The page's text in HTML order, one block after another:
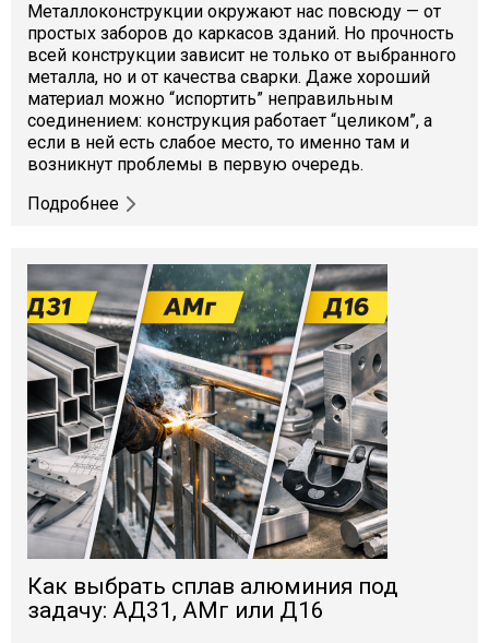
Металлоконструкции окружают нас повсюду — от
простых заборов до каркасов зданий. Но прочность
всей конструкции зависит не только от выбранного
металла, но и от качества сварки. Даже хороший
материал можно “испортить” неправильным
соединением: конструкция работает “целиком”, а
если в ней есть слабое место, то именно там и
возникнут проблемы в первую очередь.
Подробнее
Как выбрать сплав алюминия под
задачу: АД31, АМг или Д16